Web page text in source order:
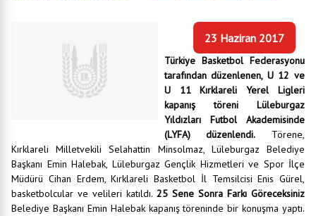
23 Haziran 2017
Türkiye Basketbol Federasyonu
tarafından düzenlenen, U 12 ve
U 11 Kırklareli Yerel Ligleri
kapanış töreni Lüleburgaz
Yıldızları Futbol Akademisinde
(LYFA) düzenlendi. Törene,
Kırklareli Milletvekili Selahattin Minsolmaz, Lüleburgaz Belediye
Başkanı Emin Halebak, Lüleburgaz Gençlik Hizmetleri ve Spor İlçe
Müdürü Cihan Erdem, Kırklareli Basketbol İl Temsilcisi Enis Gürel,
basketbolcular ve velileri katıldı. 25 Sene Sonra Farkı Göreceksiniz
Belediye Başkanı Emin Halebak kapanış töreninde bir konuşma yaptı.